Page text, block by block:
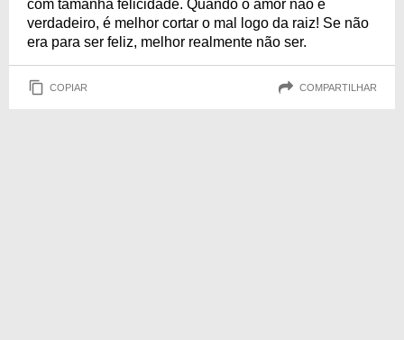
com tamanha felicidade. Quando o amor não é
verdadeiro, é melhor cortar o mal logo da raiz! Se não
era para ser feliz, melhor realmente não ser.
COPIAR COMPARTILHAR